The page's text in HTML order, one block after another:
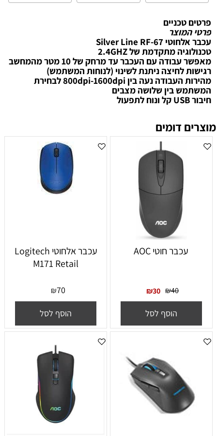
פרטים טכניים
פרטי המוצר
‏עכבר ‏אלחוטי Silver Line RF-67
טכנולוגיה מתקדמת של 2.4GHZ
מאפשר עבודה עם העכבר עד מרחק של 10 מטר מהמחשב
רגישות לחיצה ניתנת לשינוי (לנוחות המשתמש)
מהירות העבודה נעה בין 800dpi-1600dpi לבחירת
המשתמש בין שלושה מצבים
חיבור USB קל ונוח לתפעול
מוצרים דומים
עכבר חוטי AOC
₪40
₪30
הוסף לסל
עכבר אלחוטי Logitech
M171 Retail
₪70
הוסף לסל